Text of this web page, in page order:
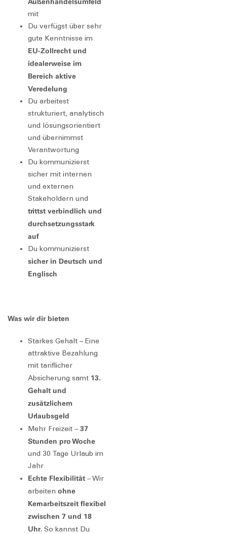
mit
Du verfügst über sehr
gute Kenntnisse im
EU-Zollrecht und
idealerweise im
Bereich aktive
Veredelung
Du arbeitest
strukturiert, analytisch
und lösungsorientiert
und übernimmst
Verantwortung
Du kommunizierst
sicher mit internen
und externen
Stakeholdern und
trittst verbindlich und
durchsetzungsstark
auf
Du kommunizierst
sicher in Deutsch und
Englisch
Was wir dir bieten
Starkes Gehalt – Eine
attraktive Bezahlung
mit tariflicher
Absicherung samt 13.
Gehalt und
zusätzlichem
Urlaubsgeld
Mehr Freizeit – 37
Stunden pro Woche
und 30 Tage Urlaub im
Jahr
Echte Flexibilität – Wir
arbeiten ohne
Kernarbeitszeit flexibel
zwischen 7 und 18
Uhr. So kannst Du